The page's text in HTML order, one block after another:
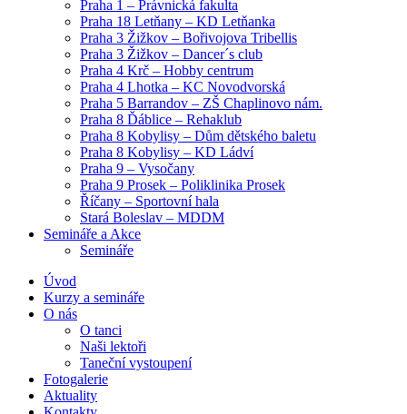
Praha 1 – Právnická fakulta
Praha 18 Letňany – KD Letňanka
Praha 3 Žižkov – Bořivojova Tribellis
Praha 3 Žižkov – Dancer´s club
Praha 4 Krč – Hobby centrum
Praha 4 Lhotka – KC Novodvorská
Praha 5 Barrandov – ZŠ Chaplinovo nám.
Praha 8 Ďáblice – Rehaklub
Praha 8 Kobylisy – Dům dětského baletu
Praha 8 Kobylisy – KD Ládví
Praha 9 – Vysočany
Praha 9 Prosek – Poliklinika Prosek
Říčany – Sportovní hala
Stará Boleslav – MDDM
Semináře a Akce
Semináře
Úvod
Kurzy a semináře
O nás
O tanci
Naši lektoři
Taneční vystoupení
Fotogalerie
Aktuality